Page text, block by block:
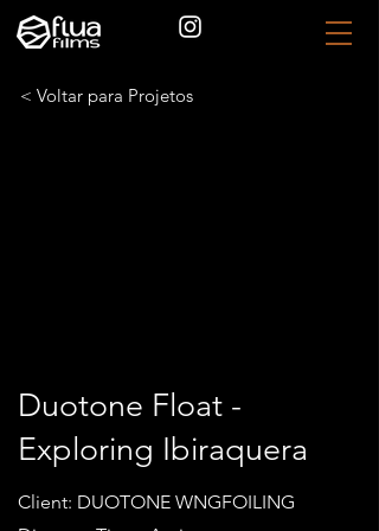
< Voltar para Projetos
Duotone Float -
Exploring Ibiraquera
Client: DUOTONE WNGFOILING